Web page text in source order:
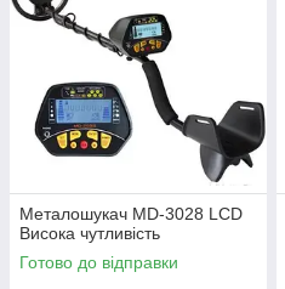
Металошукач MD-3028 LCD
Висока чутливість
Готово до відправки